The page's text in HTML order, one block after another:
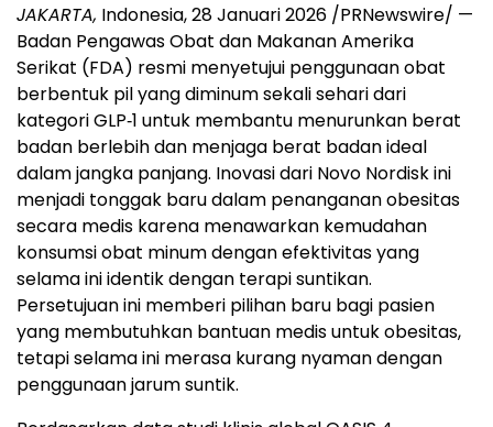
JAKARTA, Indonesia, 28 Januari 2026 /PRNewswire/ —
Badan Pengawas Obat dan Makanan Amerika
Serikat (FDA) resmi menyetujui penggunaan obat
berbentuk pil yang diminum sekali sehari dari
kategori GLP‑1 untuk membantu menurunkan berat
badan berlebih dan menjaga berat badan ideal
dalam jangka panjang. Inovasi dari Novo Nordisk ini
menjadi tonggak baru dalam penanganan obesitas
secara medis karena menawarkan kemudahan
konsumsi obat minum dengan efektivitas yang
selama ini identik dengan terapi suntikan.
Persetujuan ini memberi pilihan baru bagi pasien
yang membutuhkan bantuan medis untuk obesitas,
tetapi selama ini merasa kurang nyaman dengan
penggunaan jarum suntik.